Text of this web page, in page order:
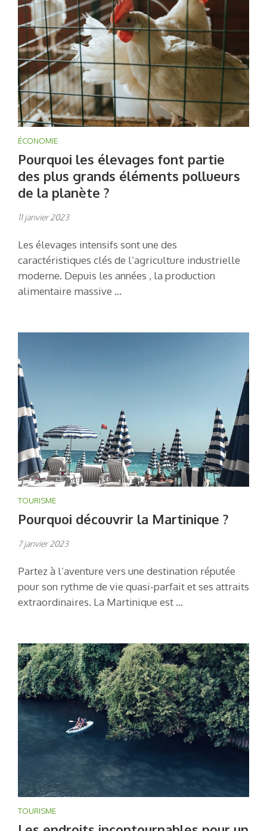
ÉCONOMIE
Pourquoi les élevages font partie
des plus grands éléments pollueurs
de la planète ?
11 janvier 2023
Les élevages intensifs sont une des
caractéristiques clés de l’agriculture industrielle
moderne. Depuis les années , la production
alimentaire massive …
TOURISME
Pourquoi découvrir la Martinique ?
7 janvier 2023
Partez à l’aventure vers une destination réputée
pour son rythme de vie quasi-parfait et ses attraits
extraordinaires. La Martinique est …
TOURISME